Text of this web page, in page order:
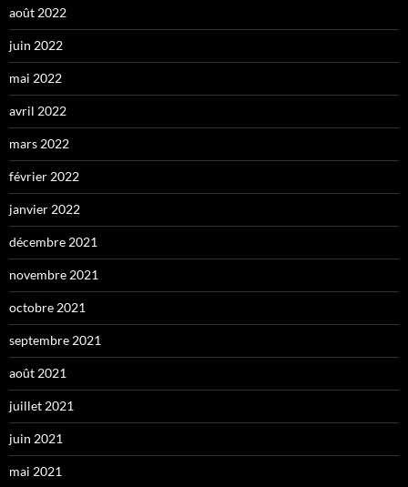
août 2022
juin 2022
mai 2022
avril 2022
mars 2022
février 2022
janvier 2022
décembre 2021
novembre 2021
octobre 2021
septembre 2021
août 2021
juillet 2021
juin 2021
mai 2021